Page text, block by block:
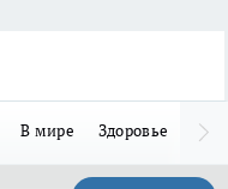
В мире Здоровье